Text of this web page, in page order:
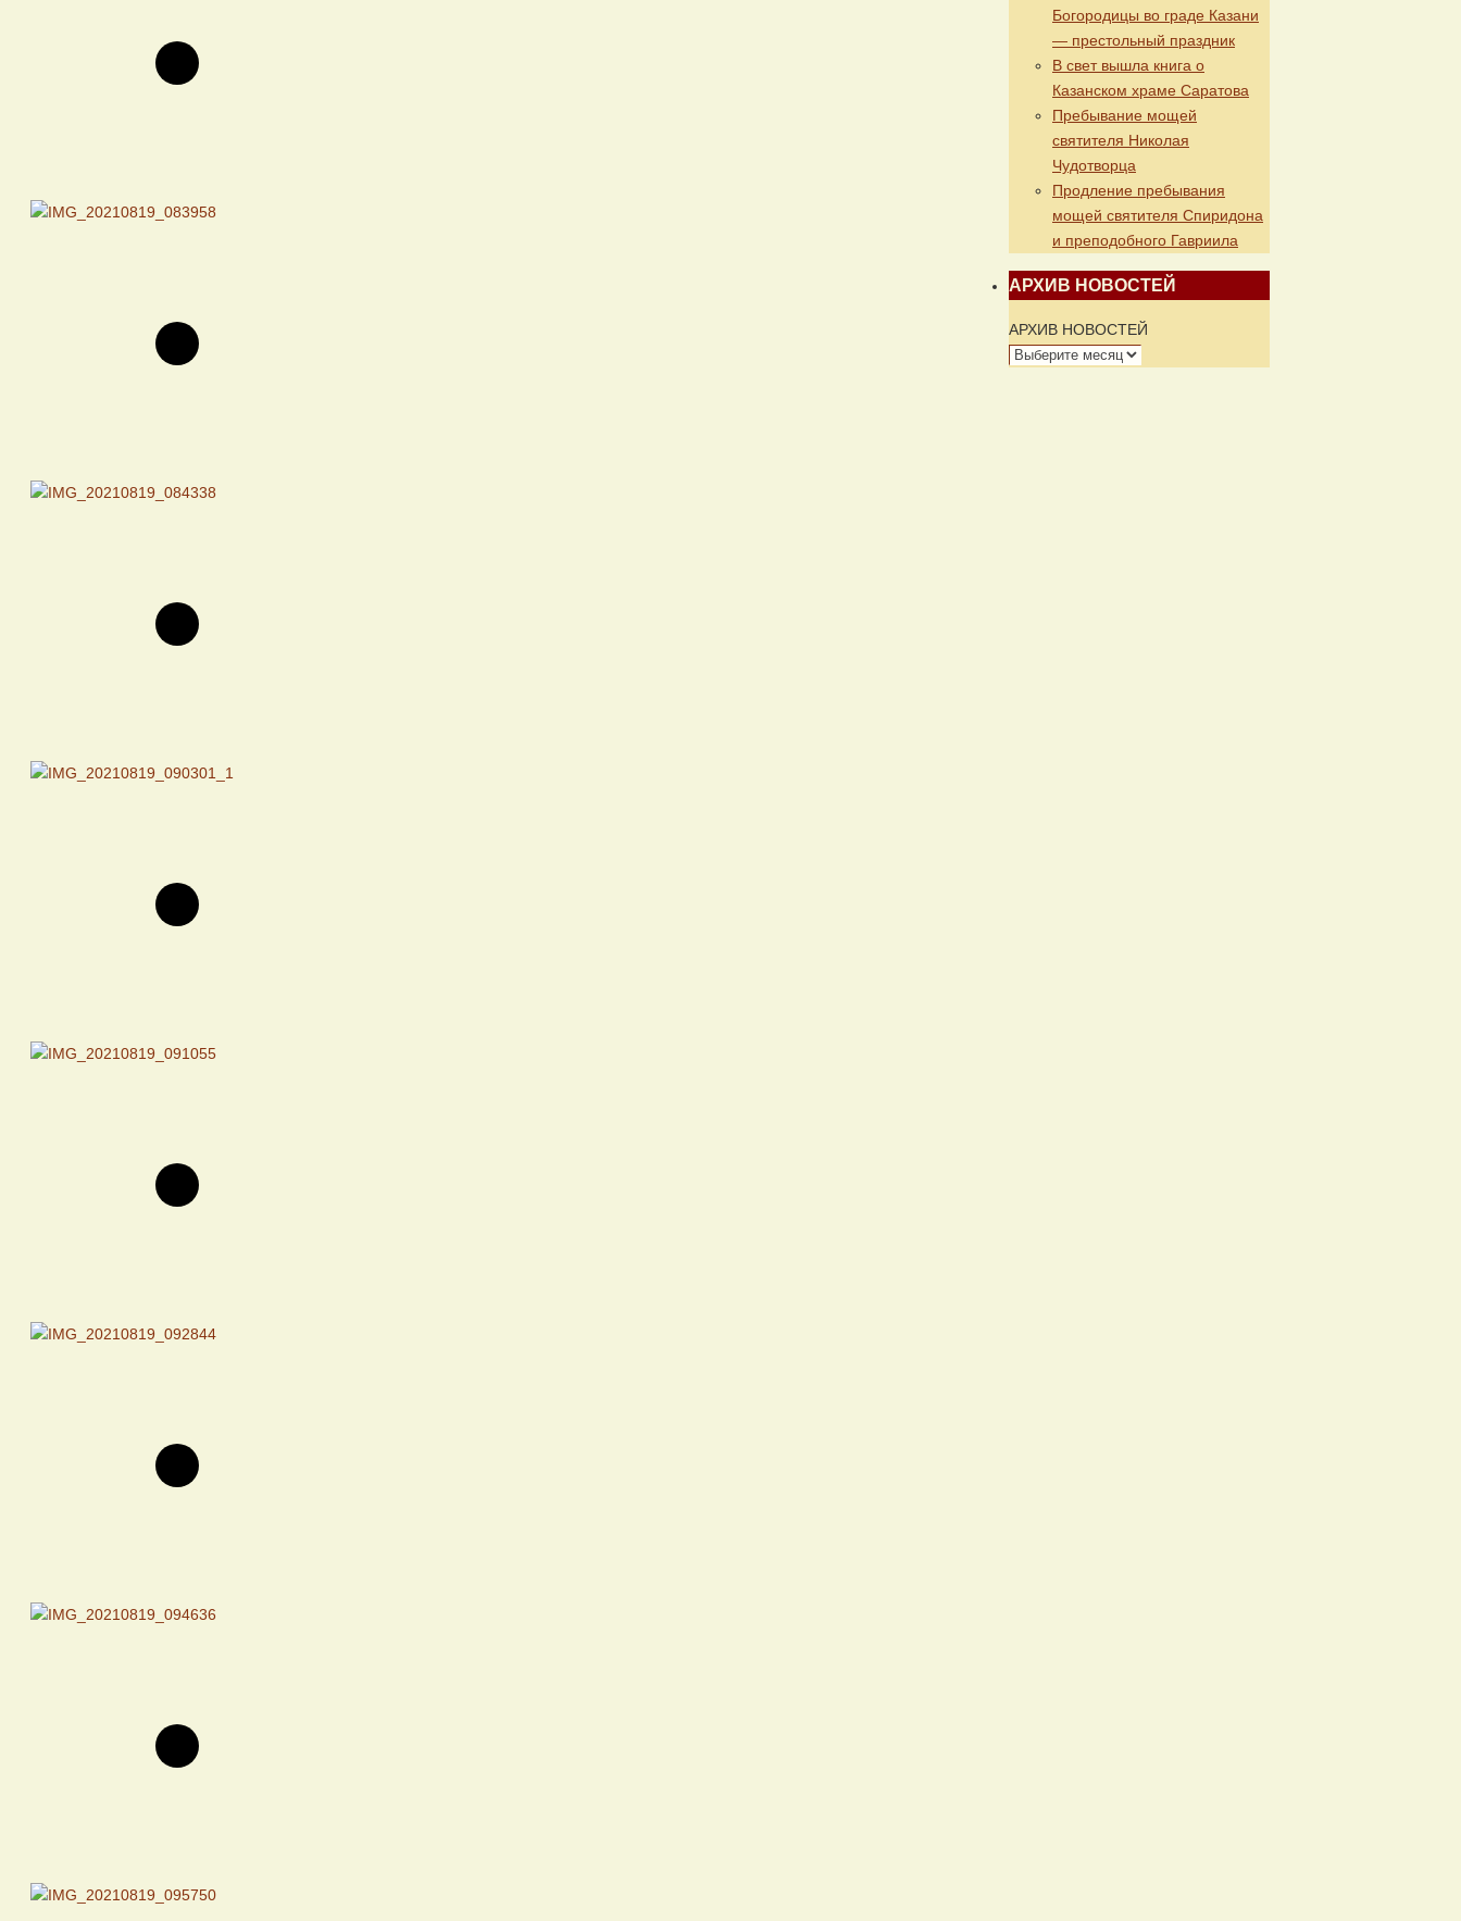
Богородицы во граде Казани
— престольный праздник
В свет вышла книга о
Казанском храме Саратова
Пребывание мощей
святителя Николая
Чудотворца
Продление пребывания
мощей святителя Спиридона
и преподобного Гавриила
АРХИВ НОВОСТЕЙ
АРХИВ НОВОСТЕЙ